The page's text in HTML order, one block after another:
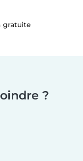
gratuite
?